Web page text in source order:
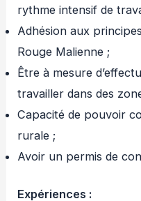
rythme intensif de
Adhésion aux
Rouge Malienne ;
Être à mesure
travailler dans des
Capacité de pouvoir
rurale ;
Avoir un permis de
Expériences :